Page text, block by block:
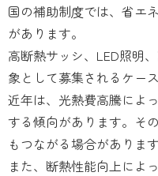
国の補助制度では、省エ
があります。
高断熱サッシ、LED照明
象として募集されるケー
近年は、光熱費高騰によ
する傾向があります。そ
もつながる場合があります
また、断熱性能向上によ